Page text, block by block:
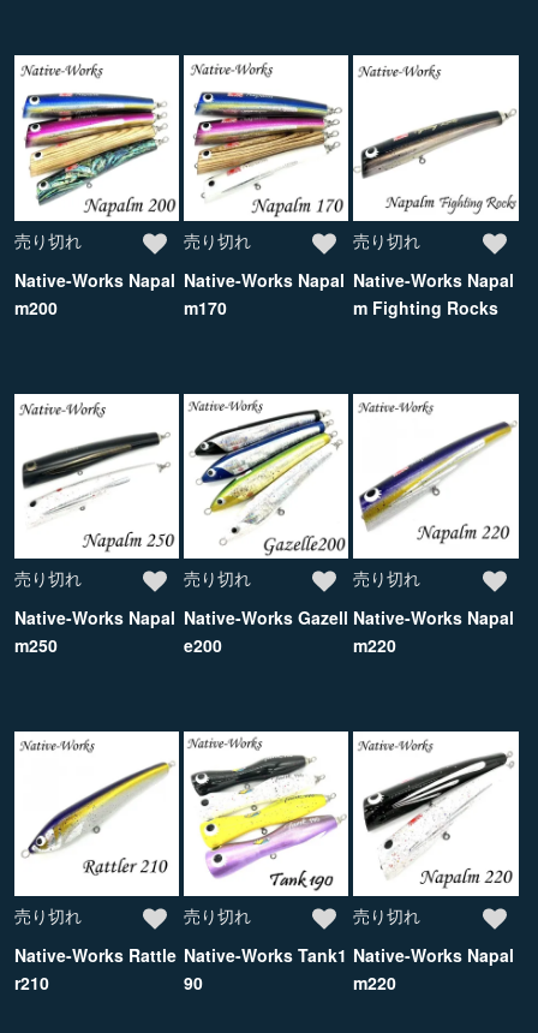
売り切れ
Native-Works Napal
m200
売り切れ
Native-Works Napal
m170
売り切れ
Native-Works Napal
m Fighting Rocks
売り切れ
Native-Works Napal
m250
売り切れ
Native-Works Gazell
e200
売り切れ
Native-Works Napal
m220
売り切れ
Native-Works Rattle
r210
売り切れ
Native-Works Tank1
90
売り切れ
Native-Works Napal
m220